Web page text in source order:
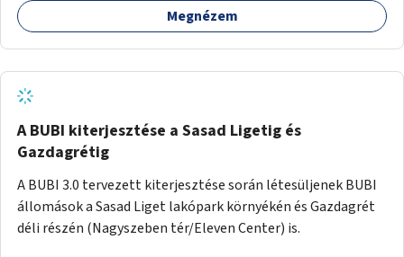
barátságosabbá és zöldebbé lehetne tenni a megállókat.
Megnézem
A BUBI kiterjesztése a Sasad Ligetig és
Gazdagrétig
A BUBI 3.0 tervezett kiterjesztése során létesüljenek BUBI
állomások a Sasad Liget lakópark környékén és Gazdagrét
déli részén (Nagyszeben tér/Eleven Center) is.